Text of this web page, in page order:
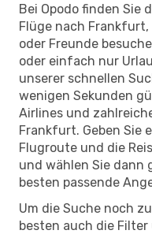
Bei Opodo finden Sie
Flüge nach Frankfurt,
oder Freunde
oder einfach nur
unserer schnellen
wenigen Sekunden
Airlines und
Frankfurt. Geben Sie
Flugroute und die
und wählen Sie dann
besten passende
Um die Suche noch
besten auch die